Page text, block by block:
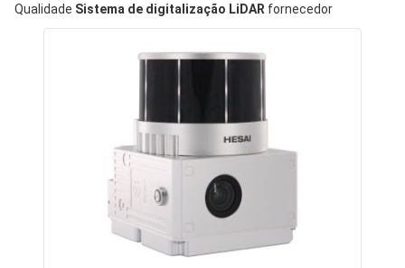
Qualidade Sistema de digitalização LiDAR fornecedor